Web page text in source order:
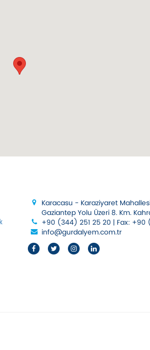
Karacasu - Karaziyaret
Gaziantep Yolu Üzeri 8. Km.
+90 (344) 251 25 20 | Fax: +90
info@gurdalyem.com.tr